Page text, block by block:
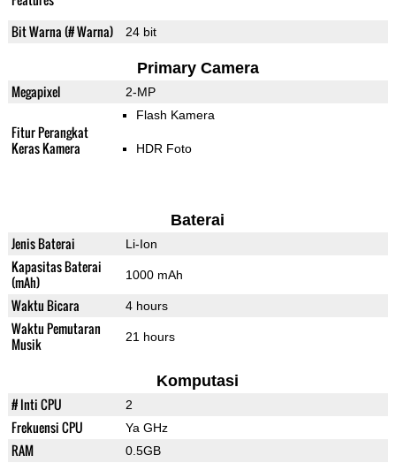
Bit Warna (# Warna)
24 bit
Primary Camera
Megapixel 2-MP
Fitur Perangkat
Keras Kamera
Flash Kamera
HDR Foto
Baterai
Jenis Baterai Li-Ion
Kapasitas Baterai
(mAh)
1000 mAh
Waktu Bicara 4 hours
Waktu Pemutaran
Musik
21 hours
Komputasi
# Inti CPU 2
Frekuensi CPU Ya GHz
RAM 0.5GB